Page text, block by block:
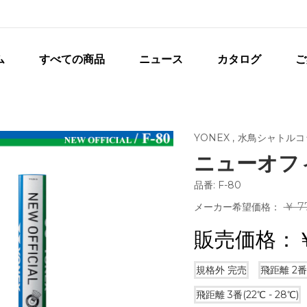
すべての商品 ニュース カタログ
YONEX, 水鳥シャトルコ
ニューオフ
品番: F-80
メーカー希望価格： ￥
販売価格：
規格外 完売
飛距離 2
飛距離 3番(22℃ - 28℃)